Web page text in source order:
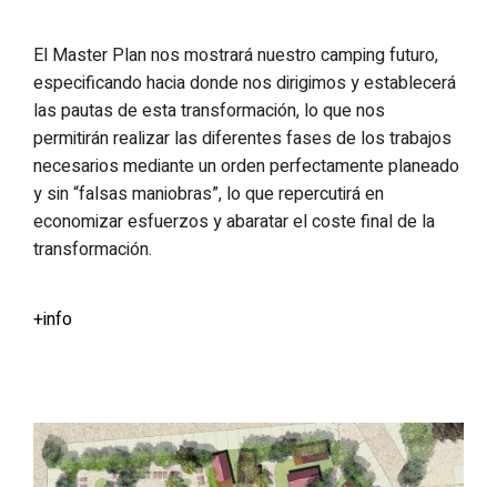
El Master Plan nos mostrará nuestro camping futuro,
especificando hacia donde nos dirigimos y establecerá
las pautas de esta transformación, lo que nos
permitirán realizar las diferentes fases de los trabajos
necesarios mediante un orden perfectamente planeado
y sin “falsas maniobras”, lo que repercutirá en
economizar esfuerzos y abaratar el coste final de la
transformación.
+info